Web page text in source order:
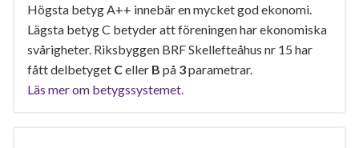
Högsta betyg A++ innebär en mycket god ekonomi.
Lägsta betyg C betyder att föreningen har ekonomiska
svårigheter. Riksbyggen BRF Skellefteåhus nr 15 har
fått delbetyget Celler B på 3parametrar.
Läs mer om betygssystemet.